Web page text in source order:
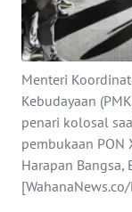
Menteri
Kebudayaan
penari kolosal
pembukaan PON
Harapan Bangsa,
SERBA-SERBI
PENDIDIKAN
OLAHRAGA
OPINI